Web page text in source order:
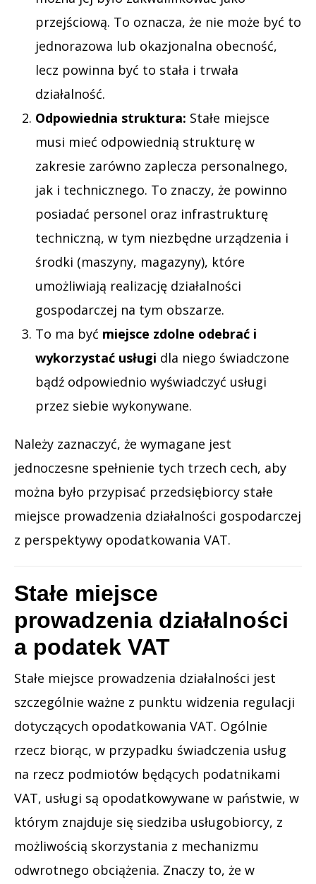
przejściową. To oznacza, że nie może być to
jednorazowa lub okazjonalna obecność,
lecz powinna być to stała i trwała
działalność.
Odpowiednia struktura: Stałe miejsce
musi mieć odpowiednią strukturę w
zakresie zarówno zaplecza personalnego,
jak i technicznego. To znaczy, że powinno
posiadać personel oraz infrastrukturę
techniczną, w tym niezbędne urządzenia i
środki (maszyny, magazyny), które
umożliwiają realizację działalności
gospodarczej na tym obszarze.
To ma być miejsce zdolne odebrać i
wykorzystać usługi dla niego świadczone
bądź odpowiednio wyświadczyć usługi
przez siebie wykonywane.
Należy zaznaczyć, że wymagane jest
jednoczesne spełnienie tych trzech cech, aby
można było przypisać przedsiębiorcy stałe
miejsce prowadzenia działalności gospodarczej
z perspektywy opodatkowania VAT.
Stałe miejsce
prowadzenia działalności
a podatek VAT
Stałe miejsce prowadzenia działalności jest
szczególnie ważne z punktu widzenia regulacji
dotyczących opodatkowania VAT. Ogólnie
rzecz biorąc, w przypadku świadczenia usług
na rzecz podmiotów będących podatnikami
VAT, usługi są opodatkowywane w państwie, w
którym znajduje się siedziba usługobiorcy, z
możliwością skorzystania z mechanizmu
odwrotnego obciążenia. Znaczy to, że w